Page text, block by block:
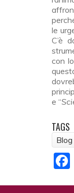
le
C’è
con
e “
TAGS
Blog